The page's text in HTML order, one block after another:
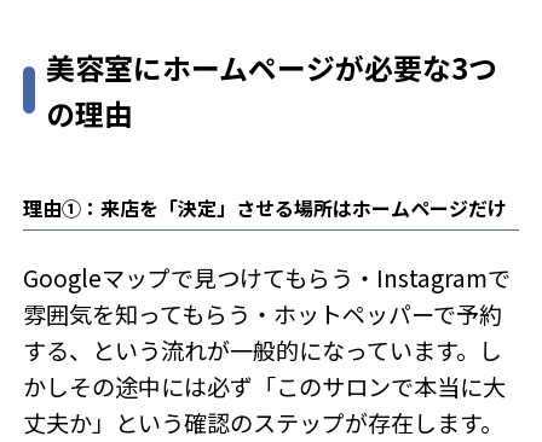
美容室にホームページが必要な3つ
の理由
理由①：来店を「決定」させる場所はホームページだけ
Googleマップで見つけてもらう・Instagramで
雰囲気を知ってもらう・ホットペッパーで予約
する、という流れが一般的になっています。し
かしその途中には必ず「このサロンで本当に大
丈夫か」という確認のステップが存在します。